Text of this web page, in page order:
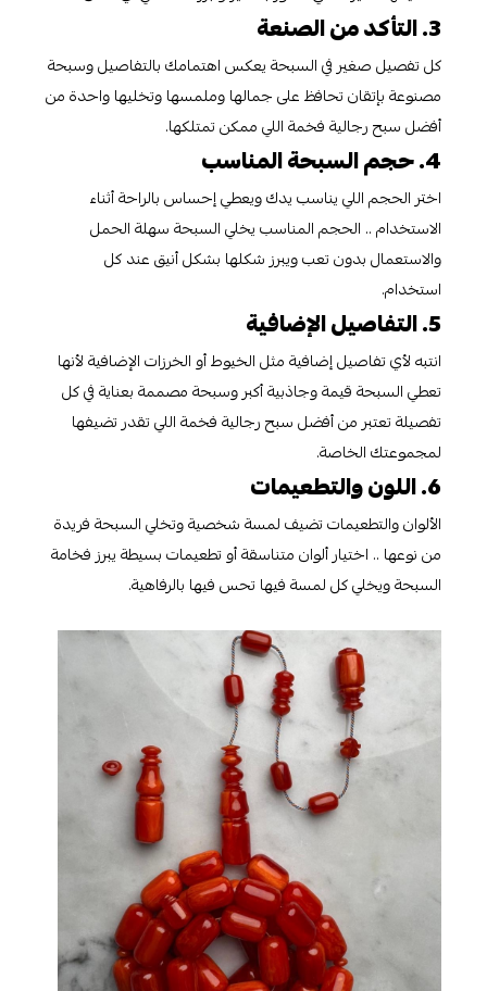
3. التأكد من الصنعة
كل تفصيل صغير في السبحة يعكس اهتمامك بالتفاصيل وسبحة
مصنوعة بإتقان تحافظ على جمالها وملمسها وتخليها واحدة من
أفضل سبح رجالية فخمة اللي ممكن تمتلكها.
4. حجم السبحة المناسب
اختر الحجم اللي يناسب يدك ويعطي إحساس بالراحة أثناء
الاستخدام .. الحجم المناسب يخلي السبحة سهلة الحمل
والاستعمال بدون تعب ويبرز شكلها بشكل أنيق عند كل
استخدام.
5. التفاصيل الإضافية
انتبه لأي تفاصيل إضافية مثل الخيوط أو الخرزات الإضافية لأنها
تعطي السبحة قيمة وجاذبية أكبر وسبحة مصممة بعناية في كل
تفصيلة تعتبر من أفضل سبح رجالية فخمة اللي تقدر تضيفها
لمجموعتك الخاصة.
6. اللون والتطعيمات
الألوان والتطعيمات تضيف لمسة شخصية وتخلي السبحة فريدة
من نوعها .. اختيار ألوان متناسقة أو تطعيمات بسيطة يبرز فخامة
السبحة ويخلي كل لمسة فيها تحس فيها بالرفاهية.